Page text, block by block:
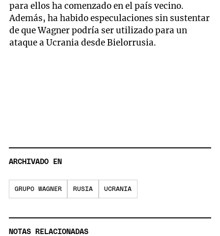
para ellos ha comenzado en el país vecino.
Además, ha habido especulaciones sin sustentar
de que Wagner podría ser utilizado para un
ataque a Ucrania desde Bielorrusia.
ARCHIVADO EN
GRUPO WAGNER RUSIA UCRANIA
NOTAS RELACIONADAS